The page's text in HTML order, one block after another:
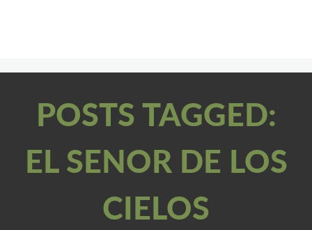
POSTS TAGGED:
EL SENOR DE LOS
CIELOS